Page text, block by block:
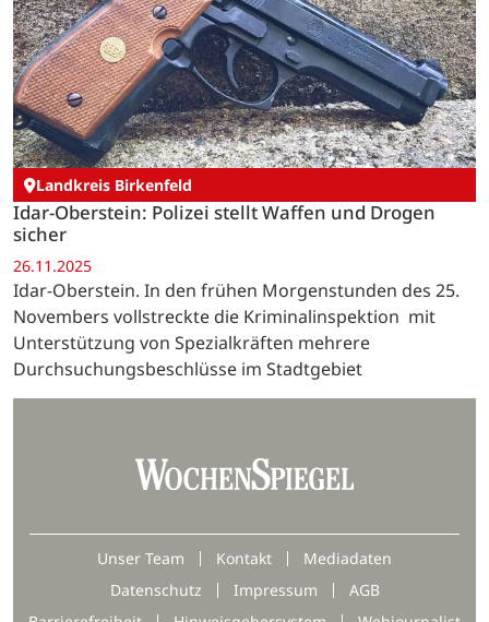
Landkreis Birkenfeld
Idar-Oberstein: Polizei stellt Waffen und Drogen
sicher
26.11.2025
Idar-Oberstein. In den frühen Morgenstunden des 25.
Novembers vollstreckte die Kriminalinspektion mit
Unterstützung von Spezialkräften mehrere
Durchsuchungsbeschlüsse im Stadtgebiet
Unser Team Kontakt
Mediadaten
Datenschutz
Impressum
AGB